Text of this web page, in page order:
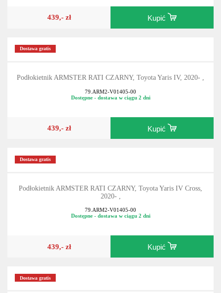
439,- zł Kupić
Dostawa gratis
Podłokietnik ARMSTER RATI CZARNY, Toyota Yaris IV, 2020- ,
79.ARM2-V01405-00
Dostępne - dostawa w ciągu 2 dni
439,- zł Kupić
Dostawa gratis
Podłokietnik ARMSTER RATI CZARNY, Toyota Yaris IV Cross,
2020- ,
79.ARM2-V01405-00
Dostępne - dostawa w ciągu 2 dni
439,- zł Kupić
Dostawa gratis